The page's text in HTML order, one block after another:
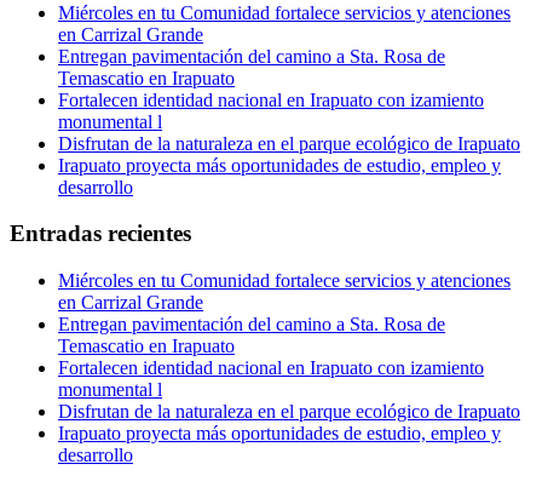
Miércoles en tu Comunidad fortalece servicios y atenciones
en Carrizal Grande
Entregan pavimentación del camino a Sta. Rosa de
Temascatio en Irapuato
Fortalecen identidad nacional en Irapuato con izamiento
monumental l
Disfrutan de la naturaleza en el parque ecológico de Irapuato
Irapuato proyecta más oportunidades de estudio, empleo y
desarrollo
Entradas recientes
Miércoles en tu Comunidad fortalece servicios y atenciones
en Carrizal Grande
Entregan pavimentación del camino a Sta. Rosa de
Temascatio en Irapuato
Fortalecen identidad nacional en Irapuato con izamiento
monumental l
Disfrutan de la naturaleza en el parque ecológico de Irapuato
Irapuato proyecta más oportunidades de estudio, empleo y
desarrollo